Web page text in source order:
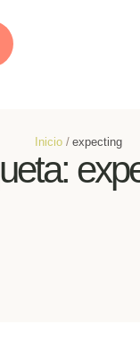
Inicio / expecting